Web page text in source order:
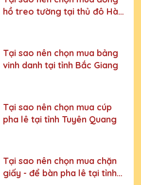
khách
nhận với khách hàng
khâu sản xuất.Xưởng sản xuất
pha lê uy tín, chất lượng
xuất trực tiếp, uy tín, giá rẻ. Nhận
của khách hàng.
Vinh Danh An Thảo cung cấp tới
phẩm bao gồm hộp xi lót lụa
chọn xanh hoặc đỏ làm tăng thêm
sản phẩm.
từ chất liệu pha lê vô cùng tinh tế,
người nhận những ý nghĩa to lớn:
tập thể đạt thành tích xuất sắc
hồ treo tường tại thủ đô Hà
Tại sao nên chọn mua bảng
vinh danh tại tỉnh Bắc Giang
Tại sao nên chọn mua cúp
pha lê tại tỉnh Tuyên Quang
Tại sao nên chọn mua chặn
giấy - để bàn pha lê tại tỉnh